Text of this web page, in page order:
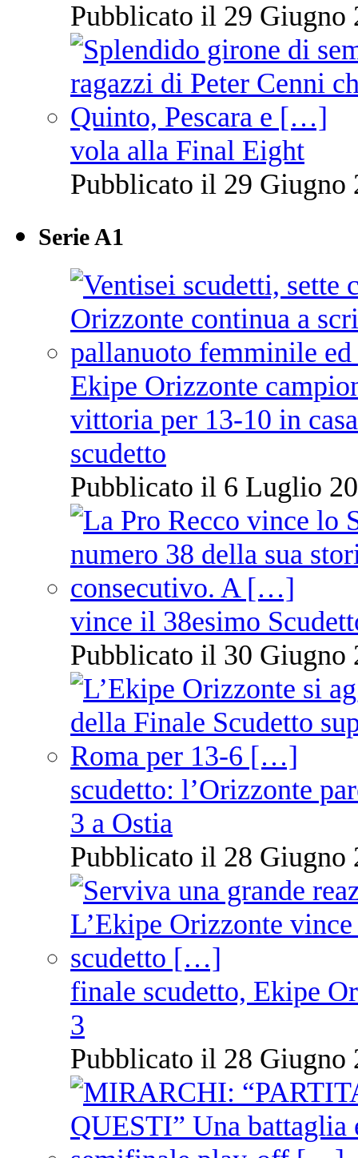
Pubblicato il 29 Giugno
vola alla Final Eight
Pubblicato il 29 Giugno
Serie A1
Ekipe Orizzonte
vittoria per 13-10 in
scudetto
Pubblicato il 6 Luglio
vince il 38esimo
Pubblicato il 30 Giugno
scudetto: l’Orizzonte
3 a Ostia
Pubblicato il 28 Giugno
finale scudetto, Ekipe
3
Pubblicato il 28 Giugno